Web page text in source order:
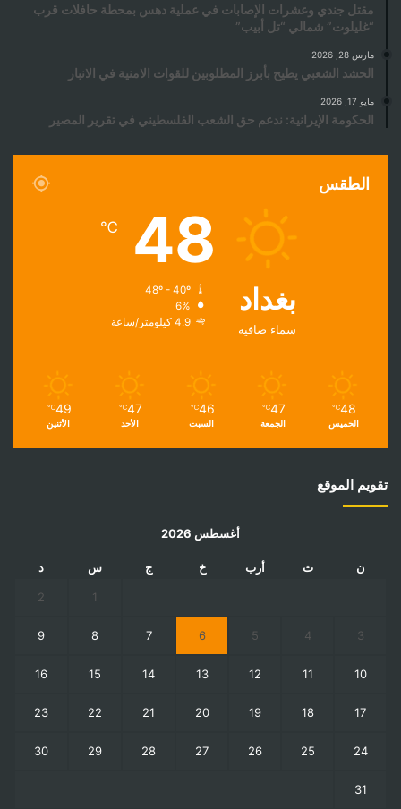
مقتل جندي وعشرات الإصابات في عملية دهس بمحطة حافلات قرب
“غليلوت” شمالي “تل أبيب”
مارس 28, 2026
الحشد الشعبي يطيح بأبرز المطلوبين للقوات الامنية في الانبار
مايو 17, 2026
الحكومة الإيرانية: ندعم حق الشعب الفلسطيني في تقرير المصير
الطقس
بغداد
سماء صافية
48
℃
6%
4.9 كيلومتر/ساعة
48
℃
الخميس
47
℃
الجمعة
46
℃
السبت
47
℃
الأحد
49
℃
الأثنين
تقويم الموقع
أغسطس 2026
ن ث أرب خ ج س د
1
2
3
4
5
6
7
8
9
10
11
12
13
14
15
16
17
18
19
20
21
22
23
24
25
26
27
28
29
30
31